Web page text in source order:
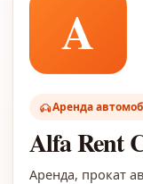
A
Аренда
Alfa Rent
Аренда, прокат